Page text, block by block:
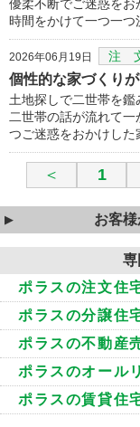
優柔不断でご迷惑をお
時間をかけて一つ一つ
2026年06月19日 注
個性的な家づくり
土地探しで二世帯を
二世帯の話が流れて
つご迷惑をおかけした
＜ 1
お客様
専
ポラスの注文住
ポラスの分譲住
ポラスの不動産
ポラスのオール
ポラスの賃貸住